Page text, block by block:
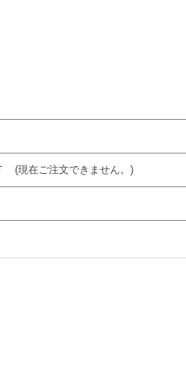
(現在ご注文できません。)